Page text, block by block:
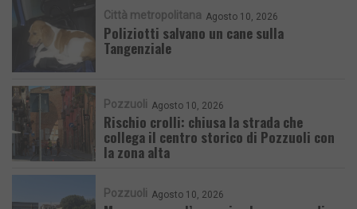
Città metropolitana Agosto 10, 2026
Poliziotti salvano un cane sulla
Tangenziale
Pozzuoli Agosto 10, 2026
Rischio crolli: chiusa la strada che
collega il centro storico di Pozzuoli con
la zona alta
Pozzuoli Agosto 10, 2026